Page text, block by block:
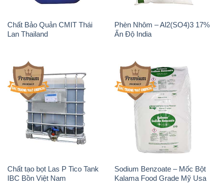
Chất Bảo Quản CMIT Thái
Lan Thailand
Phèn Nhôm – Al2(SO4)3 17%
Ấn Độ India
Chất tạo bọt Las P Tico Tank
IBC Bồn Việt Nam
Sodium Benzoate – Mốc Bột
Kalama Food Grade Mỹ Usa